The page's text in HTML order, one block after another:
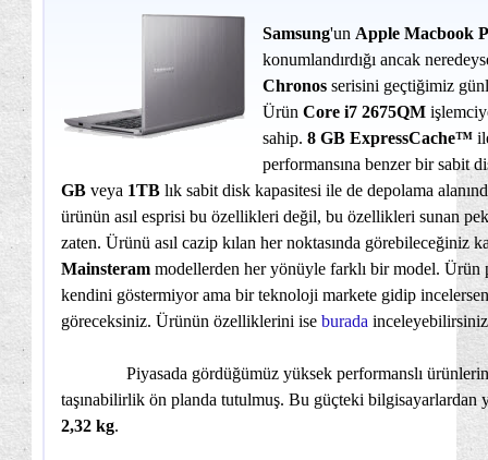
Samsung'un Apple Macbook
konumlandırdığı ancak
Chronos serisini geçtiğimiz
Ürün Core i7 2675QM
sahip. 8 GB ExpressCache™
performansına benzer bir sabit
GB veya 1TB lık sabit disk kapasitesi ile de depolama
ürünün asıl esprisi bu özellikleri değil, bu özellikleri sunan
zaten. Ürünü asıl cazip kılan her noktasında görebileceğiniz
Mainsteram modellerden her yönüyle farklı bir model.
kendini göstermiyor ama bir teknoloji markete gidip
göreceksiniz. Ürünün özelliklerini ise burada
Piyasada gördüğümüz yüksek performanslı ürünlerin
taşınabilirlik ön planda tutulmuş. Bu güçteki bilgisayarlardan
2,32 kg.